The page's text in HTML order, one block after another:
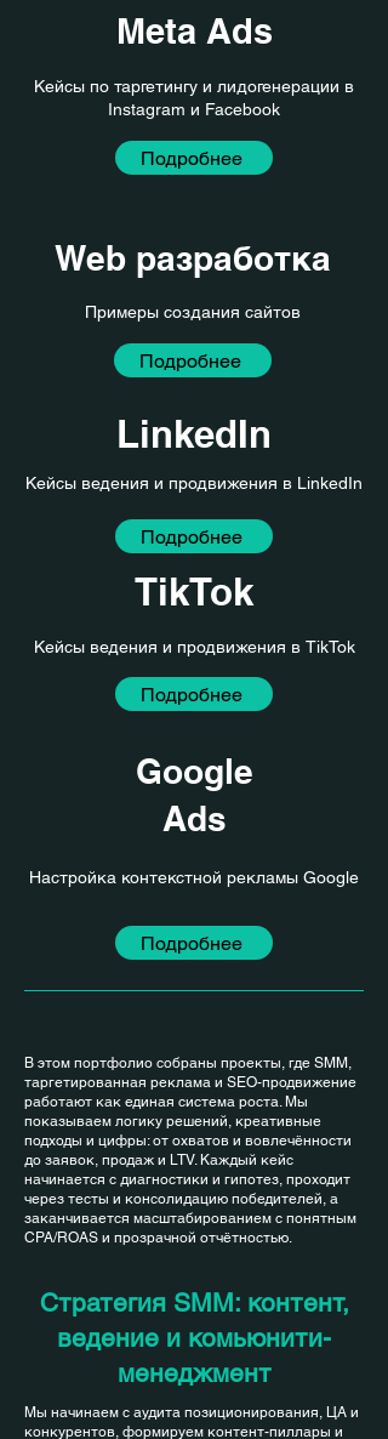
Meta Ads
Кейсы по таргетингу и лидогенерации в
Instagram и Facebook
Подробнее
Web разработка
Примеры создания сайтов
Подробнее
LinkedIn
Кейсы ведения и продвижения в LinkedIn
Подробнее
TikTok
Кейсы ведения и продвижения в TikTok
Подробнее
Google
Ads
Настройка контекстной рекламы Google
Подробнее
В этом портфолио собраны проекты, где SMM,
таргетированная реклама и SEO-продвижение
работают как единая система роста. Мы
показываем логику решений, креативные
подходы и цифры: от охватов и вовлечённости
до заявок, продаж и LTV. Каждый кейс
начинается с диагностики и гипотез, проходит
через тесты и консолидацию победителей, а
заканчивается масштабированием с понятным
CPA/ROAS и прозрачной отчётностью.
Стратегия SMM: контент,
ведение и комьюнити-
менеджмент
Мы начинаем с аудита позиционирования, ЦА и
конкурентов, формируем контент-пиллары и